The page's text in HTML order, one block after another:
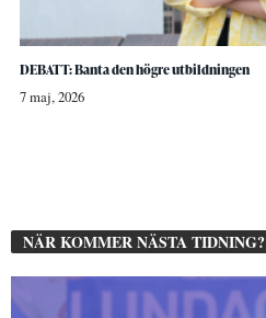
DEBATT: Banta den högre utbildningen
7 maj, 2026
NÄR KOMMER NÄSTA TIDNING?